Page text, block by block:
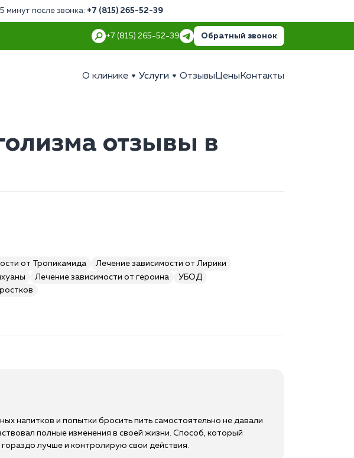
минут после звонка: +7 (815) 265-52-39
+7 (815) 265-52-39 Обратный звонок
О клинике Услуги Отзывы Цены Контакты
отзывы в
от Тропикамида
Лечение зависимости от Лирики
Лечение зависимости от героина
УБОД
напитков и попытки бросить пить самостоятельно не давали
полные изменения в своей жизни. Способ, который
гораздо лучше и контролирую свои действия.